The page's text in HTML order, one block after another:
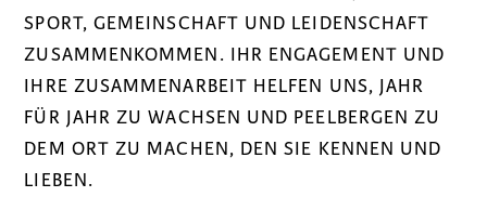
SPORT, GEMEINSCHAFT UND LEIDENSCHAFT
ZUSAMMENKOMMEN. IHR ENGAGEMENT UND
IHRE ZUSAMMENARBEIT HELFEN UNS, JAHR
FÜR JAHR ZU WACHSEN UND PEELBERGEN ZU
DEM ORT ZU MACHEN, DEN SIE KENNEN UND
LIEBEN.